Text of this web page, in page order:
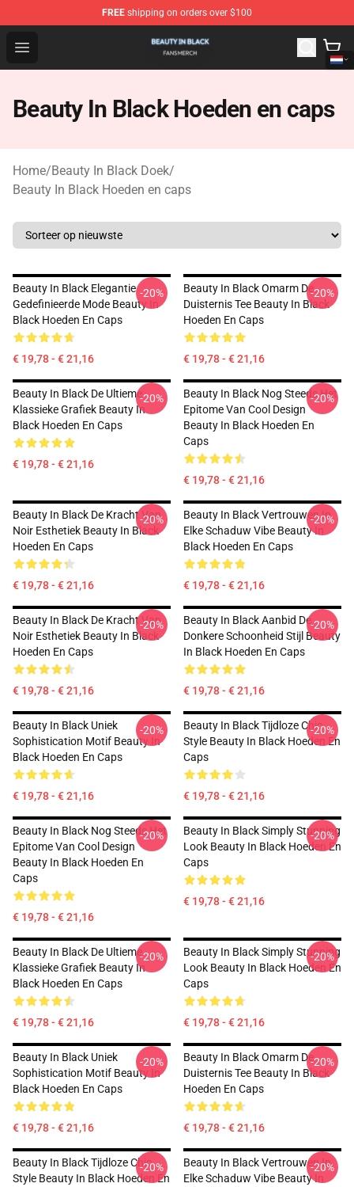
FREE shipping on orders over $100
Open menu
Beauty In Black Shop - Official Beauty In Black
Beauty In Black Hoeden en caps
Home/Beauty In Black Doek/
Beauty In Black Hoeden en caps
Beauty In Black Elegantie
Gedefinieerde Mode Beauty In
Black Hoeden En Caps
€ 19,78 - € 21,16
-20%
Beauty In Black Omarm De
Duisternis Tee Beauty In Black
Hoeden En Caps
€ 19,78 - € 21,16
-20%
Beauty In Black De Ultieme
Klassieke Grafiek Beauty In
Black Hoeden En Caps
€ 19,78 - € 21,16
-20%
Beauty In Black Nog Steeds Het
Epitome Van Cool Design
Beauty In Black Hoeden En
Caps
€ 19,78 - € 21,16
-20%
Beauty In Black De Kracht Van
Noir Esthetiek Beauty In Black
Hoeden En Caps
€ 19,78 - € 21,16
-20%
Beauty In Black Vertrouwen In
Elke Schaduw Vibe Beauty In
Black Hoeden En Caps
€ 19,78 - € 21,16
-20%
Beauty In Black De Kracht Van
Noir Esthetiek Beauty In Black
Hoeden En Caps
€ 19,78 - € 21,16
-20%
Beauty In Black Aanbid De
Donkere Schoonheid Stijl Beauty
In Black Hoeden En Caps
€ 19,78 - € 21,16
-20%
Beauty In Black Uniek
Sophistication Motif Beauty In
Black Hoeden En Caps
€ 19,78 - € 21,16
-20%
Beauty In Black Tijdloze Chic
Style Beauty In Black Hoeden En
Caps
€ 19,78 - € 21,16
-20%
Beauty In Black Nog Steeds Het
Epitome Van Cool Design
Beauty In Black Hoeden En
Caps
€ 19,78 - € 21,16
-20%
Beauty In Black Simply Stunning
Look Beauty In Black Hoeden En
Caps
€ 19,78 - € 21,16
-20%
Beauty In Black De Ultieme
Klassieke Grafiek Beauty In
Black Hoeden En Caps
€ 19,78 - € 21,16
-20%
Beauty In Black Simply Stunning
Look Beauty In Black Hoeden En
Caps
€ 19,78 - € 21,16
-20%
Beauty In Black Uniek
Sophistication Motif Beauty In
Black Hoeden En Caps
€ 19,78 - € 21,16
-20%
Beauty In Black Omarm De
Duisternis Tee Beauty In Black
Hoeden En Caps
€ 19,78 - € 21,16
-20%
Beauty In Black Tijdloze Chic
Style Beauty In Black Hoeden En
-20%
Beauty In Black Vertrouwen In
Elke Schaduw Vibe Beauty In
-20%